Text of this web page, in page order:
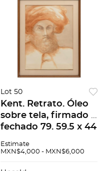
Lot 50
Kent. Retrato. Óleo
sobre tela, firmado y
fechado 79. 59.5 x 44
Estimate
MXN$4,000 - MXN$6,000